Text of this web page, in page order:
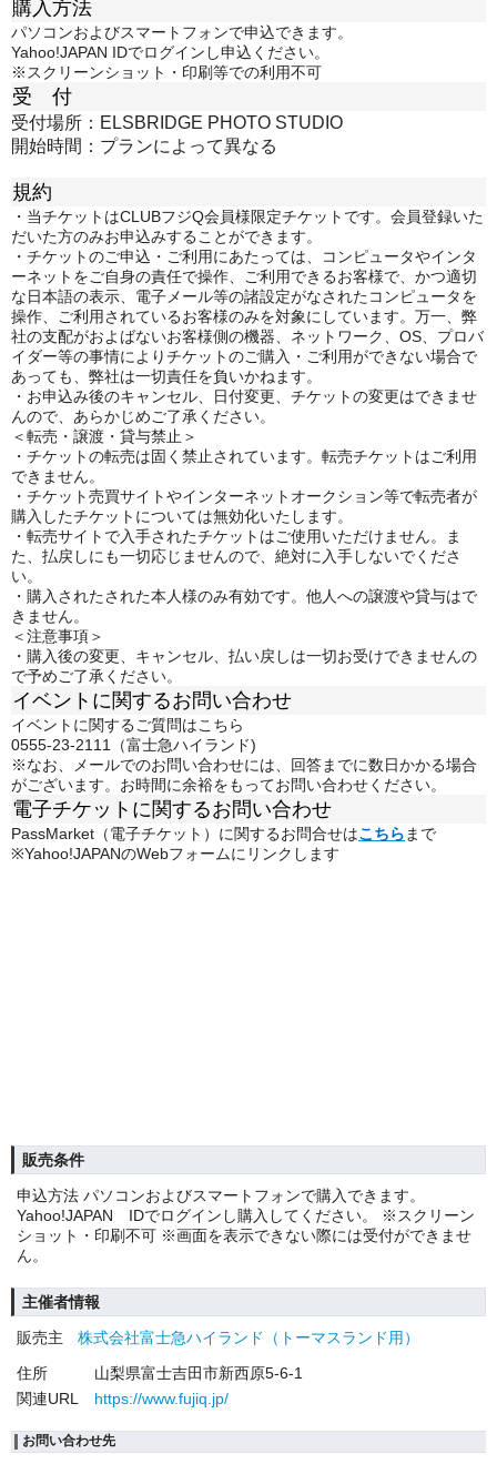
購入方法
パソコンおよびスマートフォンで申込できます。
Yahoo!JAPAN IDでログインし申込ください。
※スクリーンショット・印刷等での利用不可
受 付
受付場所：ELSBRIDGE PHOTO STUDIO
開始時間：プランによって異なる
規約
・当チケットはCLUBフジQ会員様限定チケットです。会員登録いた
だいた方のみお申込みすることができます。
・チケットのご申込・ご利用にあたっては、コンピュータやインタ
ーネットをご自身の責任で操作、ご利用できるお客様で、かつ適切
な日本語の表示、電子メール等の諸設定がなされたコンピュータを
操作、ご利用されているお客様のみを対象にしています。万一、弊
社の支配がおよばないお客様側の機器、ネットワーク、OS、プロバ
イダー等の事情によりチケットのご購入・ご利用ができない場合で
あっても、弊社は一切責任を負いかねます。
・お申込み後のキャンセル、日付変更、チケットの変更はできませ
んので、あらかじめご了承ください。
＜転売・譲渡・貸与禁止＞
・チケットの転売は固く禁止されています。転売チケットはご利用
できません。
・チケット売買サイトやインターネットオークション等で転売者が
購入したチケットについては無効化いたします。
・転売サイトで入手されたチケットはご使用いただけません。ま
た、払戻しにも一切応じませんので、絶対に入手しないでくださ
い。
・購入されたされた本人様のみ有効です。他人への譲渡や貸与はで
きません。
＜注意事項＞
・購入後の変更、キャンセル、払い戻しは一切お受けできませんの
で予めご了承ください。
イベントに関するお問い合わせ
イベントに関するご質問はこちら
0555-23-2111（富士急ハイランド)
※なお、メールでのお問い合わせには、回答までに数日かかる場合
がございます。お時間に余裕をもってお問い合わせください。
電子チケットに関するお問い合わせ
PassMarket（電子チケット）に関するお問合せはこちら まで
※Yahoo!JAPANのWebフォームにリンクします
販売条件
申込方法 パソコンおよびスマートフォンで購入できます。
Yahoo!JAPAN IDでログインし購入してください。 ※スクリーン
ショット・印刷不可 ※画面を表示できない際には受付ができませ
ん。
主催者情報
販売主
株式会社富士急ハイランド（トーマスランド用）
住所
山梨県富士吉田市新西原5-6-1
関連URL
https://www.fujiq.jp/
お問い合わせ先